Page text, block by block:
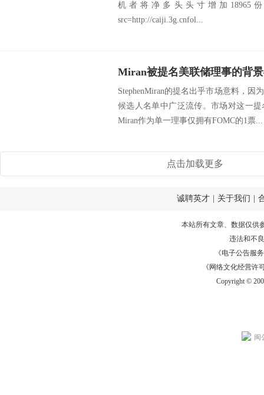
机者将净多头头寸增加18965
src=http://caiji.3g.cnfol...
Miran被提名美联储理事的背
StephenMiran的提名出乎市场意料，因
候选人名单中广泛流传。市场对这一
Miran作为单一理事仅拥有FOMC的1票...
点击加载更多
诚聘英才 关于我们
本站所有文章、数据仅供
违法和不
《电子公告服务
《网络文化经营许
Copyright ©
闽